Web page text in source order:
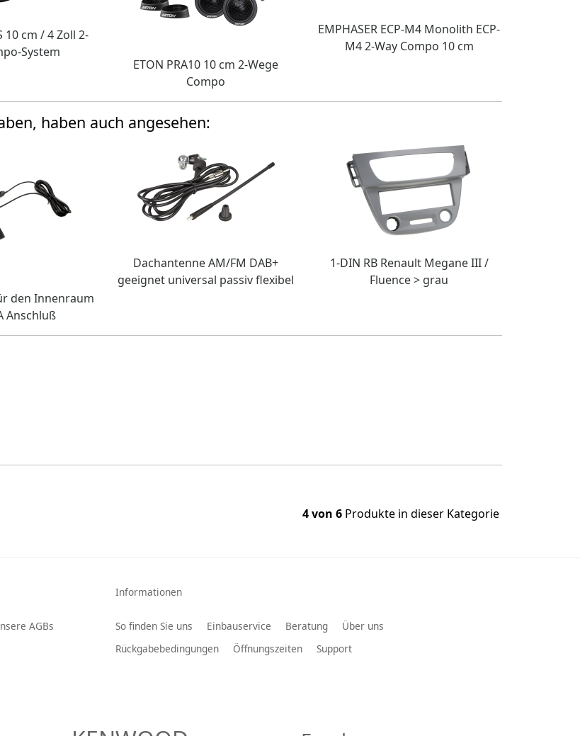
10 cm / 4 Zoll 2-
System
ETON PRA10 10 cm 2-Wege
Compo
EMPHASER ECP-M4 Monolith ECP-
M4 2-Way Compo 10 cm
haben auch angesehen:
den Innenraum
Anschluß
Dachantenne AM/FM DAB+
geeignet universal passiv flexibel
1-DIN RB Renault Megane III /
Fluence > grau
4 von 6 Produkte in dieser Kategorie
AGBs
Informationen
So finden Sie uns Einbauservice Beratung
Über uns
Rückgabebedingungen
Öffnungszeiten Support